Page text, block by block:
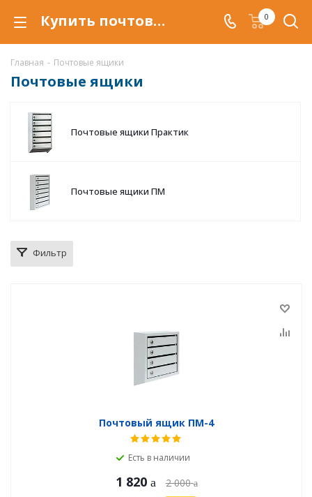
Купить почтовый ящик в подъезд в Краснодаре. Металлические многосекционные почтовые ящики для подъездов по низкой цене c доставкой. 0
Главная - Почтовые ящики
Почтовые ящики
Почтовые ящики Практик
Почтовые ящики ПМ
Фильтр
Почтовый ящик ПМ-4
Есть в наличии
1 820 2 000